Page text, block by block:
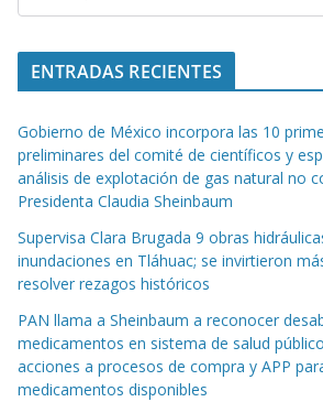
ENTRADAS RECIENTES
Gobierno de México incorpora las 10
preliminares del comité de científicos y
análisis de explotación de gas natural no
Presidenta Claudia Sheinbaum
Supervisa Clara Brugada 9 obras
inundaciones en Tláhuac; se invirtieron
resolver rezagos históricos
PAN llama a Sheinbaum a reconocer
medicamentos en sistema de salud
acciones a procesos de compra y APP
medicamentos disponibles